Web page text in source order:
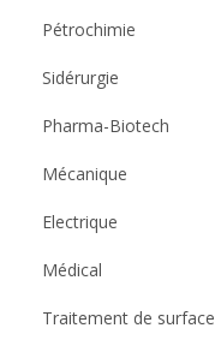
Pétrochimie
Sidérurgie
Pharma-Biotech
Mécanique
Electrique
Médical
Traitement de surface